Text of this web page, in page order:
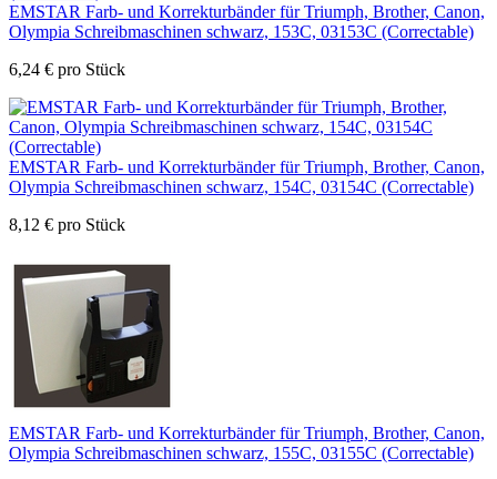
EMSTAR Farb- und Korrekturbänder für Triumph, Brother, Canon,
Olympia Schreibmaschinen schwarz, 153C, 03153C (Correctable)
6,24 € pro Stück
EMSTAR Farb- und Korrekturbänder für Triumph, Brother, Canon,
Olympia Schreibmaschinen schwarz, 154C, 03154C (Correctable)
8,12 € pro Stück
EMSTAR Farb- und Korrekturbänder für Triumph, Brother, Canon,
Olympia Schreibmaschinen schwarz, 155C, 03155C (Correctable)